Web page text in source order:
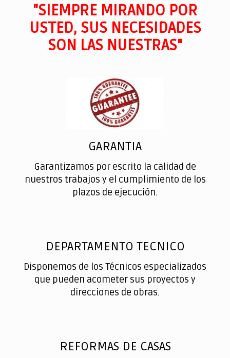
"SIEMPRE MIRANDO POR
USTED, SUS NECESIDADES
SON LAS NUESTRAS"
GARANTIA
Garantizamos por escrito la calidad de
nuestros trabajos y el cumplimiento de los
plazos de ejecución.
DEPARTAMENTO TECNICO
Disponemos de los Técnicos especializados
que pueden acometer sus proyectos y
direcciones de obras.
REFORMAS DE CASAS